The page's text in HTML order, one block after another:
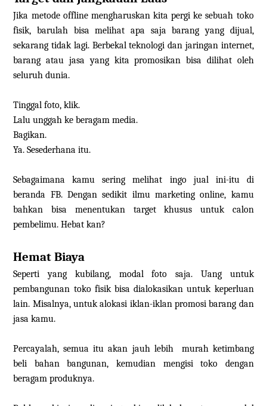
Jika metode offline mengharuskan kita pergi ke sebuah toko
fisik, barulah bisa melihat apa saja barang yang dijual,
sekarang tidak lagi. Berbekal teknologi dan jaringan internet,
barang atau jasa yang kita promosikan bisa dilihat oleh
seluruh dunia.
Tinggal foto, klik.
Lalu unggah ke beragam media.
Bagikan.
Ya. Sesederhana itu.
Sebagaimana kamu sering melihat ingo jual ini-itu di
beranda FB. Dengan sedikit ilmu marketing online, kamu
bahkan bisa menentukan target khusus untuk calon
pembelimu. Hebat kan?
Hemat Biaya
Seperti yang kubilang, modal foto saja. Uang untuk
pembangunan toko fisik bisa dialokasikan untuk keperluan
lain. Misalnya, untuk alokasi iklan-iklan promosi barang dan
jasa kamu.
Percayalah, semua itu akan jauh lebih murah ketimbang
beli bahan bangunan, kemudian mengisi toko dengan
beragam produknya.